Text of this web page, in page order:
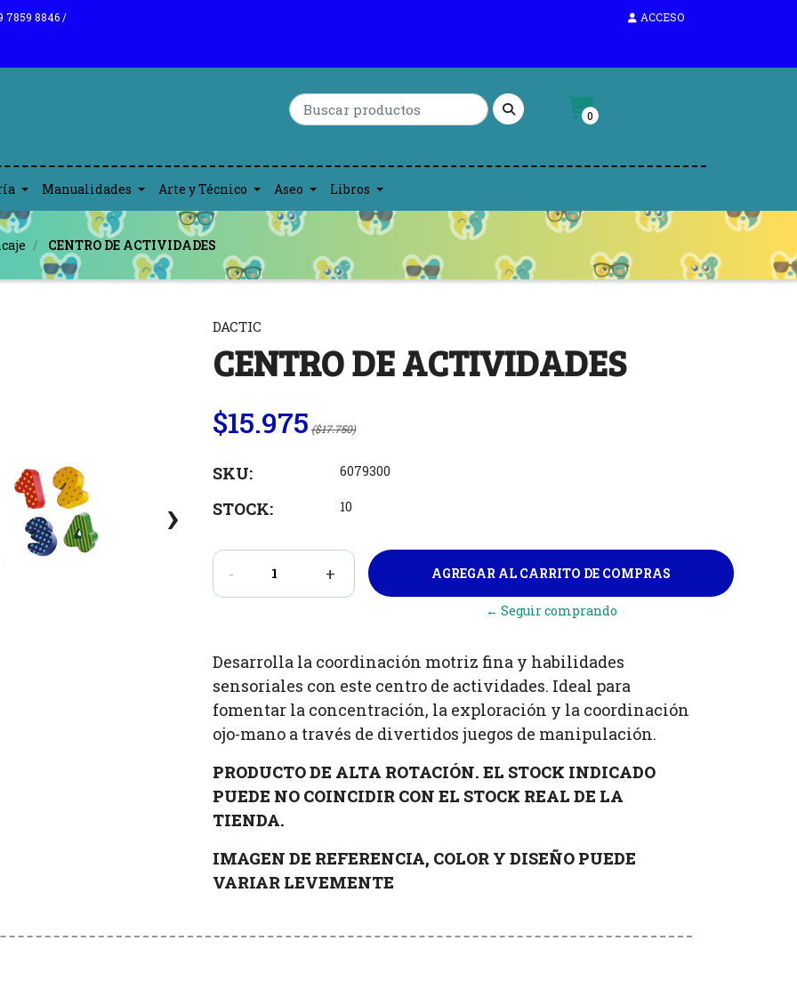
7859 8846 / ACCESO
0
Manualidades Arte y Técnico Aseo Libros
CENTRO DE ACTIVIDADES
›
DACTIC
CENTRO DE ACTIVIDADES
$15.975 ($17.750)
SKU: 6079300
STOCK: 10
- +
← Seguir comprando
Desarrolla la coordinación motriz fina y habilidades
sensoriales con este centro de actividades. Ideal para
fomentar la concentración, la exploración y la coordinación
ojo-mano a través de divertidos juegos de manipulación.
PRODUCTO DE ALTA ROTACIÓN. EL STOCK INDICADO
PUEDE NO COINCIDIR CON EL STOCK REAL DE LA
TIENDA.
IMAGEN DE REFERENCIA, COLOR Y DISEÑO PUEDE
VARIAR LEVEMENTE